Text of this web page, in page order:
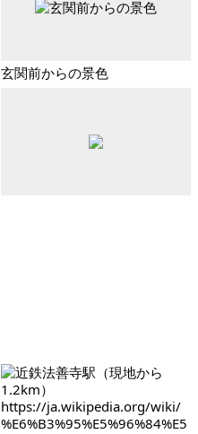
玄関前からの景色